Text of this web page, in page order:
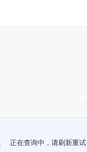
正在查询中，请刷新重试